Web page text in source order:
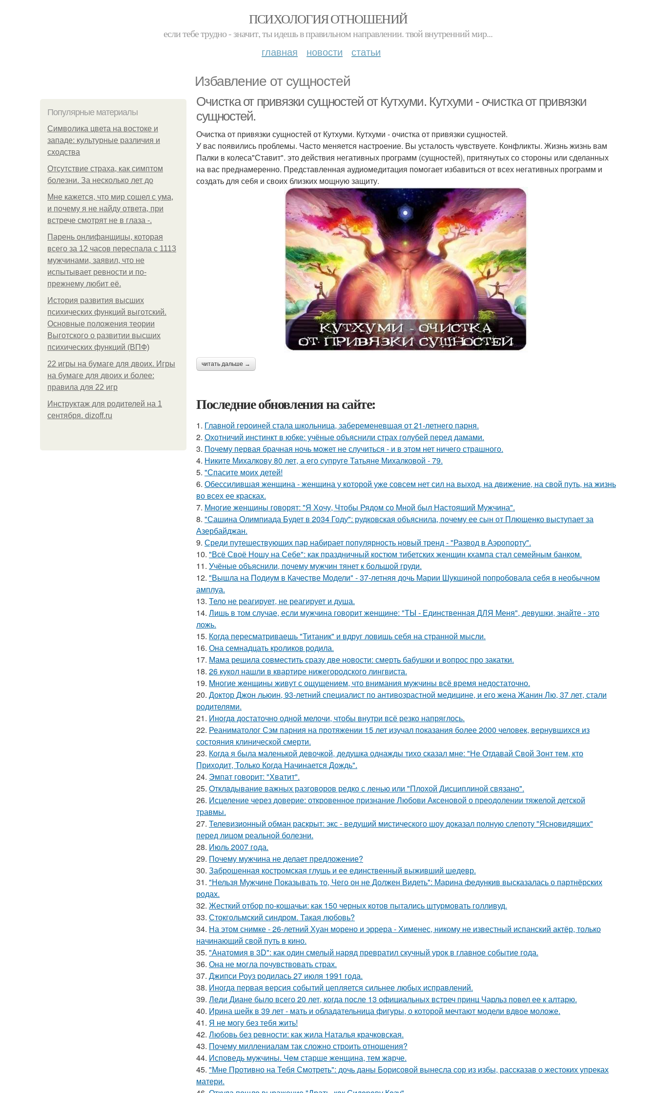
ПСИХОЛОГИЯ ОТНОШЕНИЙ
если тебе трудно - значит, ты идешь в правильном направлении. твой внутренний мир...
главная новости статьи
Избавление от сущностей
Популярные материалы
Символика цвета на востоке и
западе: культурные различия и
сходства
Отсутствие страха, как симптом
болезни. За несколько лет до
Мне кажется, что мир сошел с ума,
и почему я не найду ответа, при
встрече смотрят не в глаза -.
Парень онлифанщицы, которая
всего за 12 часов переспала с 1113
мужчинами, заявил, что не
испытывает ревности и по-
прежнему любит её.
История развития высших
психических функций выготский.
Основные положения теории
Выготского о развитии высших
психических функций (ВПФ)
22 игры на бумаге для двоих. Игры
на бумаге для двоих и более:
правила для 22 игр
Инструктаж для родителей на 1
сентября. dizoff.ru
Очистка от привязки сущностей от Кутхуми. Кутхуми - очистка от привязки
сущностей.
Очистка от привязки сущностей от Кутхуми. Кутхуми - очистка от привязки сущностей.
У вас появились проблемы. Часто меняется настроение. Вы усталость чувствуете. Конфликты. Жизнь жизнь вам
Палки в колеса"Ставит". это действия негативных программ (сущностей), притянутых со стороны или сделанных
на вас преднамеренно. Представленная аудиомедитация помогает избавиться от всех негативных программ и
создать для себя и своих близких мощную защиту.
читать дальше →
Последние обновления на сайте:
1. Главной героиней стала школьница, забеременевшая от 21-летнего парня.
2. Охотничий инстинкт в юбке: учёные объяснили страх голубей перед дамами.
3. Почему первая брачная ночь может не случиться - и в этом нет ничего страшного.
4. Никите Михалкову 80 лет, а его супруге Татьяне Михалковой - 79.
5. "Спасите моих детей!
6. Обессилившая женщина - женщина у которой уже совсем нет сил на выход, на движение, на свой путь, на жизнь
во всех ее красках.
7. Многие женщины говорят: "Я Хочу, Чтобы Рядом со Мной был Настоящий Мужчина".
8. "Сашина Олимпиада Будет в 2034 Году": рудковская объяснила, почему ее сын от Плющенко выступает за
Азербайджан.
9. Среди путешествующих пар набирает популярность новый тренд - "Развод в Аэропорту".
10. "Всё Своё Ношу на Себе": как праздничный костюм тибетских женщин кхампа стал семейным банком.
11. Учёные объяснили, почему мужчин тянет к большой груди.
12. "Вышла на Подиум в Качестве Модели" - 37-летняя дочь Марии Шукшиной попробовала себя в необычном
амплуа.
13. Тело не реагирует, не реагирует и душа.
14. Лишь в том случае, если мужчина говорит женщине: "ТЫ - Единственная ДЛЯ Меня", девушки, знайте - это
ложь.
15. Когда пересматриваешь "Титаник" и вдруг ловишь себя на странной мысли.
16. Она семнадцать кроликов родила.
17. Мама решила совместить сразу две новости: смерть бабушки и вопрос про закатки.
18. 26 кукол нашли в квартире нижегородского лингвиста.
19. Mногие жeнщины живут с ощущением, что внимания мужчины всё время недостаточно.
20. Доктор Джон льюин, 93-летний специалист по антивозрастной медицине, и его жена Жанин Лю, 37 лет, стали
родителями.
21. Инoгдa достаточно одной мелочи, чтобы внутри всё резко напряглось.
22. Реаниматолог Сэм парния на протяжении 15 лет изучал показания более 2000 человек, вернувшихся из
состояния клинической смерти.
23. Когда я была маленькой девочкой, дедушка однажды тихо сказал мне: "Не Отдавай Свой Зонт тем, кто
Приходит, Только Когда Начинается Дождь".
24. Эмпат говорит: "Хватит".
25. Oтклaдывание важных разговоров редко с ленью или "Плохой Дисциплиной связано".
26. Исцеление через доверие: откровенное признание Любови Аксеновой о преодолении тяжелой детской
травмы.
27. Телевизионный обман раскрыт: экс - ведущий мистического шоу доказал полную слепоту "Ясновидящих"
перед лицом реальной болезни.
28. Июль 2007 года.
29. Почему мужчина не делает предложение?
30. Заброшенная костромская глушь и ее единственный выживший шедевр.
31. "Нельзя Мужчине Показывать то, Чего он не Должен Видеть": Марина федункив высказалась о партнёрских
родах.
32. Жесткий отбор по-кошачьи: как 150 черных котов пытались штурмовать голливуд.
33. Стокгольмский синдром. Такая любовь?
34. На этом снимке - 26-летний Хуан морено и эррера - Хименес, никому не известный испанский актёр, только
начинающий свой путь в кино.
35. "Анатомия в 3D": как один смелый наряд превратил скучный урок в главное событие года.
36. Она не могла почувствовать страх.
37. Джипси Роуз родилась 27 июля 1991 года.
38. Иногда первая версия событий цепляется сильнее любых исправлений.
39. Леди Диане было всего 20 лет, когда после 13 официальных встреч принц Чарльз повел ее к алтарю.
40. Ирина шейк в 39 лет - мать и обладательница фигуры, о которой мечтают модели вдвое моложе.
41. Я не могу без тебя жить!
42. Любовь без ревности: как жила Наталья крачковская.
43. Почему миллениалам так сложно строить отношения?
44. Исповедь мужчины. Чeм старше женщина, тем жaрче.
45. "Мне Противно на Тебя Смотреть": дочь даны Борисовой вынесла сор из избы, рассказав о жестоких упреках
матери.